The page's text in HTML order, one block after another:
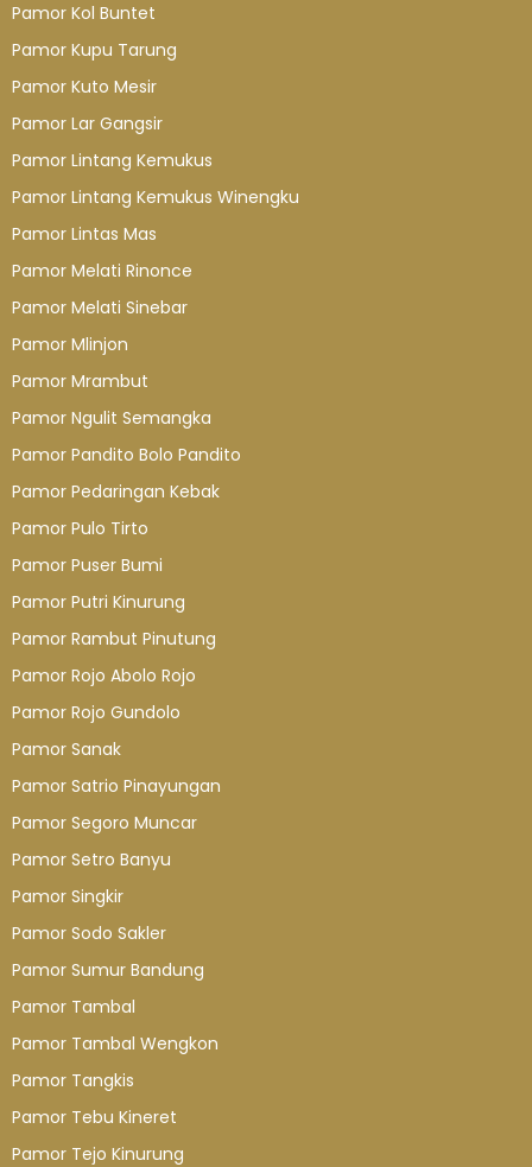
Pamor Kol Buntet
Pamor Kupu Tarung
Pamor Kuto Mesir
Pamor Lar Gangsir
Pamor Lintang Kemukus
Pamor Lintang Kemukus Winengku
Pamor Lintas Mas
Pamor Melati Rinonce
Pamor Melati Sinebar
Pamor Mlinjon
Pamor Mrambut
Pamor Ngulit Semangka
Pamor Pandito Bolo Pandito
Pamor Pedaringan Kebak
Pamor Pulo Tirto
Pamor Puser Bumi
Pamor Putri Kinurung
Pamor Rambut Pinutung
Pamor Rojo Abolo Rojo
Pamor Rojo Gundolo
Pamor Sanak
Pamor Satrio Pinayungan
Pamor Segoro Muncar
Pamor Setro Banyu
Pamor Singkir
Pamor Sodo Sakler
Pamor Sumur Bandung
Pamor Tambal
Pamor Tambal Wengkon
Pamor Tangkis
Pamor Tebu Kineret
Pamor Tejo Kinurung